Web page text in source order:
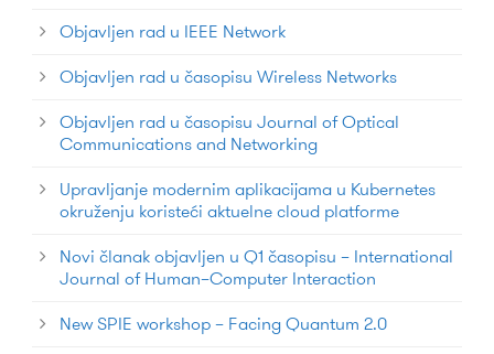
Objavljen rad u IEEE Network
Objavljen rad u časopisu Wireless Networks
Objavljen rad u časopisu Journal of Optical
Communications and Networking
Upravljanje modernim aplikacijama u Kubernetes
okruženju koristeći aktuelne cloud platforme
Novi članak objavljen u Q1 časopisu – International
Journal of Human–Computer Interaction
New SPIE workshop – Facing Quantum 2.0